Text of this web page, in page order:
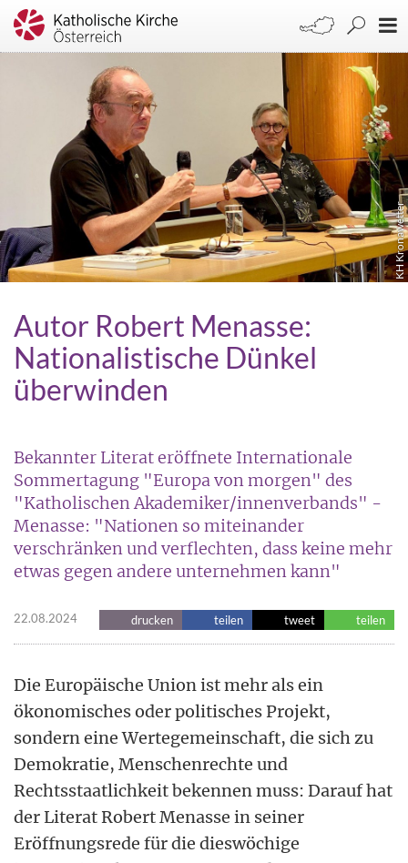
KH Kronawetter
Autor Robert Menasse:
Nationalistische Dünkel
überwinden
Bekannter Literat eröffnete Internationale
Sommertagung "Europa von morgen" des
"Katholischen Akademiker/innenverbands" -
Menasse: "Nationen so miteinander
verschränken und verflechten, dass keine mehr
etwas gegen andere unternehmen kann"
22.08.2024 drucken teilen tweet teilen
Die Europäische Union ist mehr als ein
ökonomisches oder politisches Projekt,
sondern eine Wertegemeinschaft, die sich zu
Demokratie, Menschenrechte und
Rechtsstaatlichkeit bekennen muss: Darauf hat
der Literat Robert Menasse in seiner
Eröffnungsrede für die dieswöchige